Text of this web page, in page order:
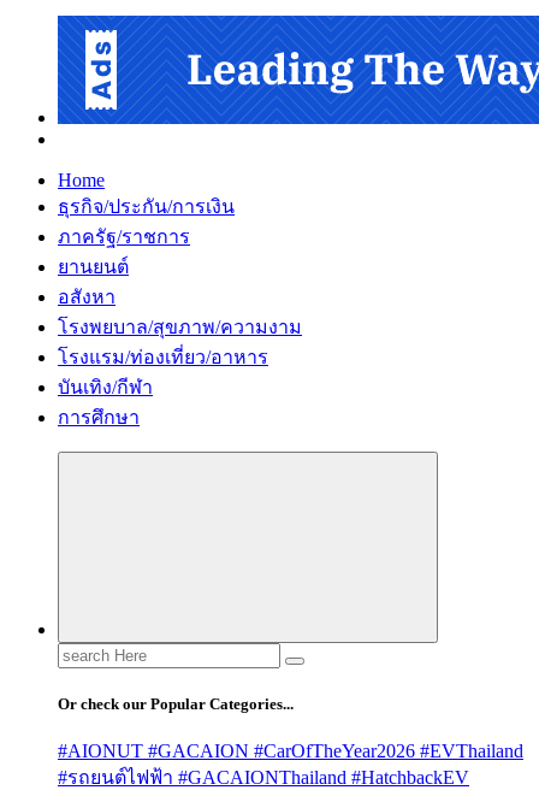
Home
ธุรกิจ/ประกัน/การเงิน
ภาครัฐ/ราชการ
ยานยนต์
อสังหา
โรงพยบาล/สุขภาพ/ความงาม
โรงแรม/ท่องเที่ยว/อาหาร
บันเทิง/กีฬา
การศึกษา
Search
for:
Or check our Popular Categories...
#AIONUT #GACAION #CarOfTheYear2026 #EVThailand
#รถยนต์ไฟฟ้า #GACAIONThailand #HatchbackEV